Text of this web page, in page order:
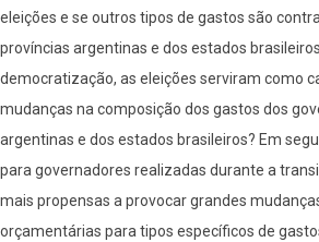
eleições e se outros tipos de gastos são
províncias argentinas e dos estados
democratização, as eleições serviram como
mudanças na composição dos gastos dos
argentinas e dos estados brasileiros? Em
para governadores realizadas durante a
mais propensas a provocar grandes
orçamentárias para tipos específicos de